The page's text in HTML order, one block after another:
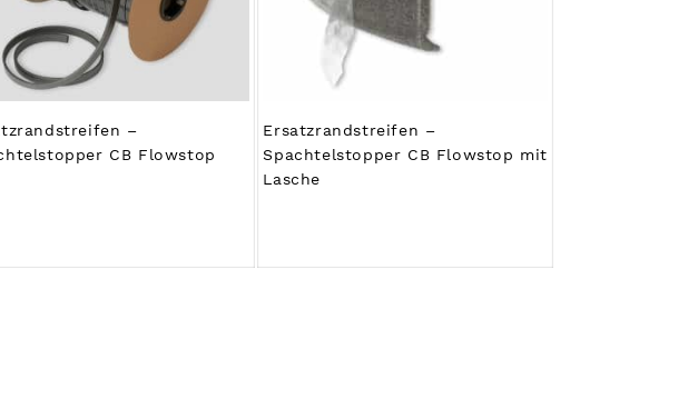
–
CB Flowstop
Ersatzrandstreifen –
Spachtelstopper CB Flowstop mit
Lasche